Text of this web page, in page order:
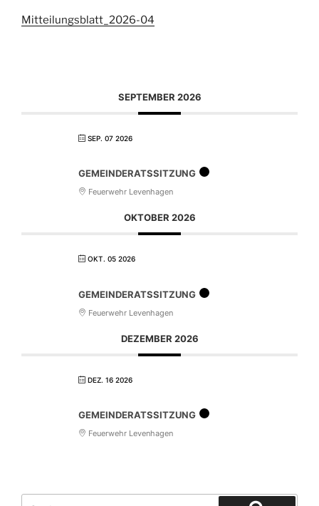
Mitteilungsblatt_2026-04
SEPTEMBER 2026
SEP. 07 2026
GEMEINDERATSSITZUNG
Feuerwehr Levenhagen
OKTOBER 2026
OKT. 05 2026
GEMEINDERATSSITZUNG
Feuerwehr Levenhagen
DEZEMBER 2026
DEZ. 16 2026
GEMEINDERATSSITZUNG
Feuerwehr Levenhagen